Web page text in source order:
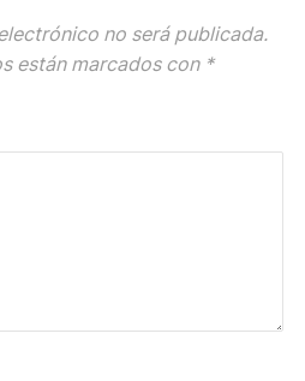
no será publicada.
están marcados con *